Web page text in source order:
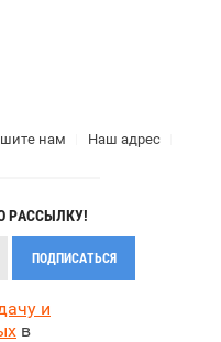
нам Наш адрес
РАССЫЛКУ!
и
в
ПОДПИСАТЬСЯ